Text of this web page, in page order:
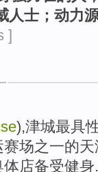
人士；动力
]
),津城最具
场之一的
店备受健身